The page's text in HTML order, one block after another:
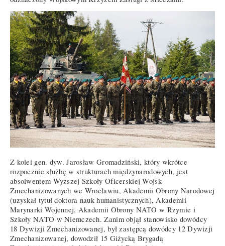
Z kolei gen. dyw. Jarosław Gromadziński, który wkrótce
rozpocznie służbę w strukturach międzynarodowych, jest
absolwentem Wyższej Szkoły Oficerskiej Wojsk
Zmechanizowanych we Wrocławiu, Akademii Obrony Narodowej
(uzyskał tytuł doktora nauk humanistycznych), Akademii
Marynarki Wojennej, Akademii Obrony NATO w Rzymie i
Szkoły NATO w Niemczech. Zanim objął stanowisko dowódcy
18 Dywizji Zmechanizowanej, był zastępcą dowódcy 12 Dywizji
Zmechanizowanej, dowodził 15 Giżycką Brygadą